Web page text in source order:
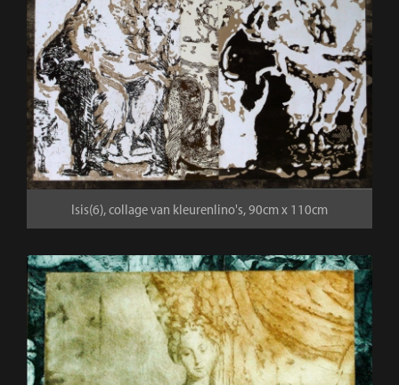
Isis(6), collage van kleurenlino's, 90cm x 110cm